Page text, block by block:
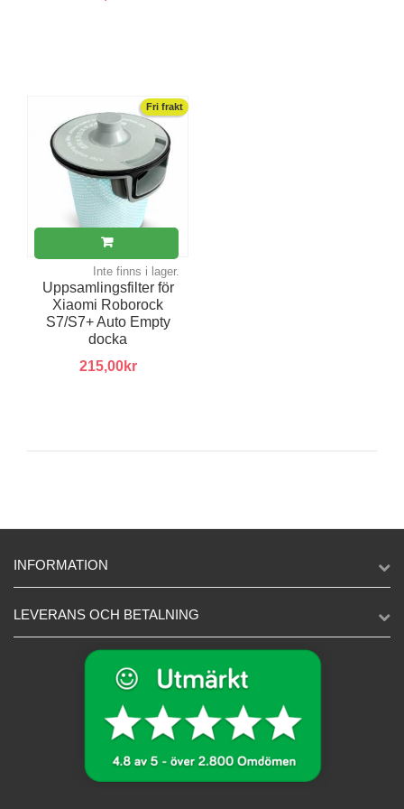
Fri frakt
Inte finns i lager.
Uppsamlingsfilter för
Xiaomi Roborock
S7/S7+ Auto Empty
docka
215,00kr
INFORMATION
LEVERANS OCH BETALNING